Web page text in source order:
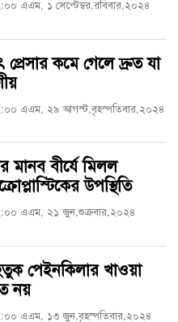
এএম, ১ সেপ্টেম্বর,রবিবার,২০২৪
প্রেসার কমে গেলে দ্রুত যা
এএম, ২৯ আগস্ট,বৃহস্পতিবার,২০২৪
মানব বীর্যে মিলল
উপস্থিতি
এএম, ২১ জুন,শুক্রবার,২০২৪
পেইনকিলার খাওয়া
নয়
এএম, ১৩ জুন,বৃহস্পতিবার,২০২৪